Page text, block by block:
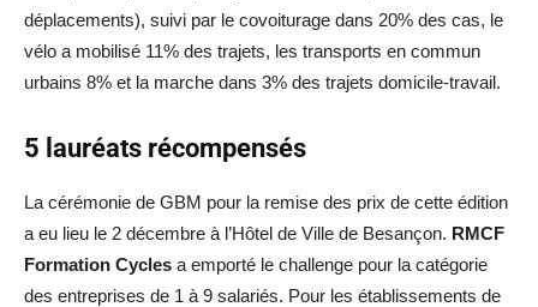
déplacements), suivi par le covoiturage dans 20% des cas, le
vélo a mobilisé 11% des trajets, les transports en commun
urbains 8% et la marche dans 3% des trajets domicile-travail.
5 lauréats récompensés
La cérémonie de GBM pour la remise des prix de cette édition
a eu lieu le 2 décembre à l’Hôtel de Ville de Besançon. RMCF
Formation Cycles a emporté le challenge pour la catégorie
des entreprises de 1 à 9 salariés. Pour les établissements de